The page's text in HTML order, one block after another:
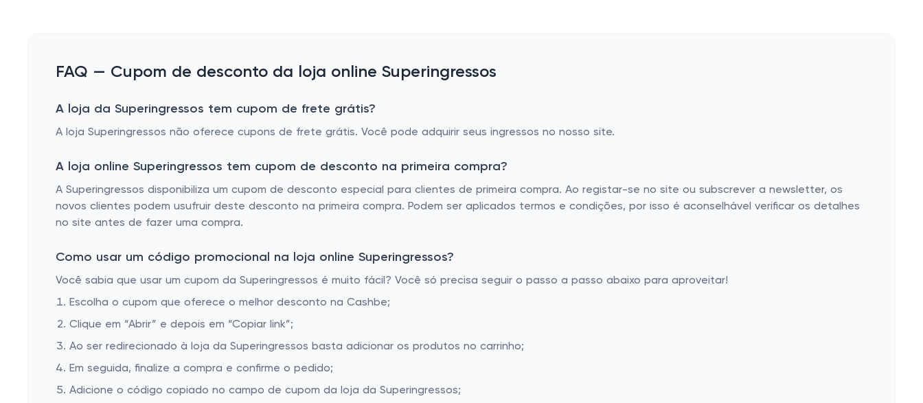
FAQ — Cupom de desconto da loja online Superingressos
A loja da Superingressos tem cupom de frete grátis?
A loja Superingressos não oferece cupons de frete grátis. Você pode adquirir seus ingressos no nosso site.
A loja online Superingressos tem cupom de desconto na primeira compra?
A Superingressos disponibiliza um cupom de desconto especial para clientes de primeira compra. Ao registar-se no site ou subscrever a newsletter, os
novos clientes podem usufruir deste desconto na primeira compra. Podem ser aplicados termos e condições, por isso é aconselhável verificar os detalhes
no site antes de fazer uma compra.
Como usar um código promocional na loja online Superingressos?
Você sabia que usar um cupom da Superingressos é muito fácil? Você só precisa seguir o passo a passo abaixo para aproveitar!
Escolha o cupom que oferece o melhor desconto na Cashbe;
Clique em “Abrir” e depois em “Copiar link”;
Ao ser redirecionado à loja da Superingressos basta adicionar os produtos no carrinho;
Em seguida, finalize a compra e confirme o pedido;
Adicione o código copiado no campo de cupom da loja da Superingressos;